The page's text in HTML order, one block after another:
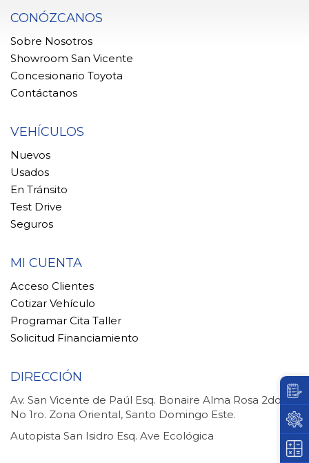
CONÓZCANOS
Sobre Nosotros
Showroom San Vicente
Concesionario Toyota
Contáctanos
VEHÍCULOS
Nuevos
Usados
En Tránsito
Test Drive
Seguros
MI CUENTA
Acceso Clientes
Cotizar Vehículo
Programar Cita Taller
Solicitud Financiamiento
DIRECCIÓN
Av. San Vicente de Paúl Esq. Bonaire Alma Rosa 2do.
No 1ro. Zona Oriental, Santo Domingo Este.
Autopista San Isidro Esq. Ave Ecológica